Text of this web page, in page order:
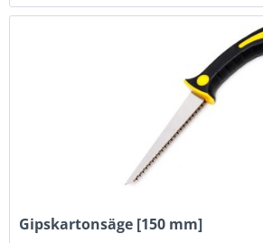
Gipskartonsäge [150 mm]